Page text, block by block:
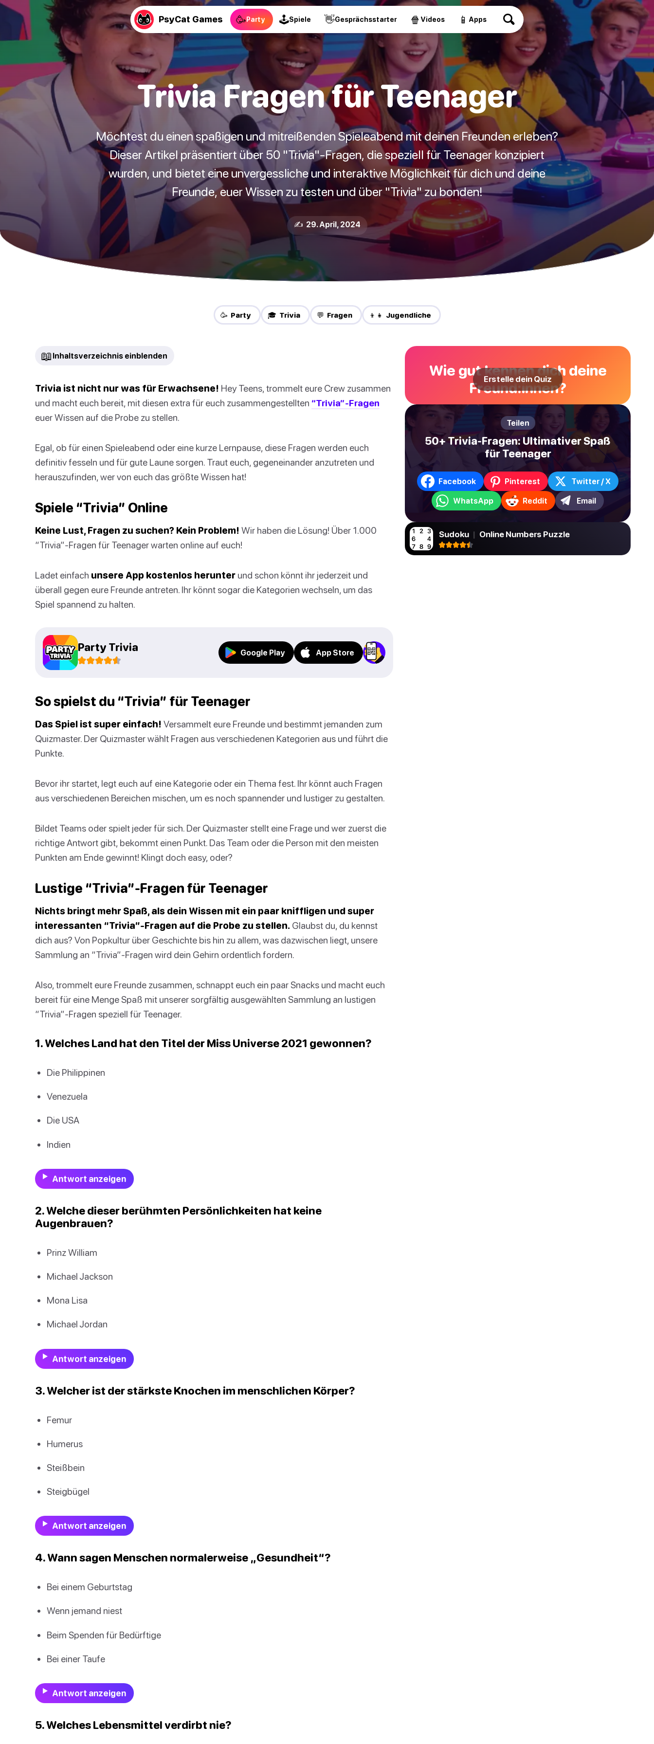
PsyCat Games 🥳Party 🕹Spiele 👋Gesprächsstarter 🍿 Videos 📱 Apps
Trivia Fragen für Teenager
Möchtest du einen spaßigen und mitreißenden Spieleabend mit deinen Freunden erleben?
Dieser Artikel präsentiert über 50 "Trivia"-Fragen, die speziell für Teenager konzipiert
wurden, und bietet eine unvergessliche und interaktive Möglichkeit für dich und deine
Freunde, euer Wissen zu testen und über "Trivia" zu bonden!
✍️ 29. April, 2024
🥳 Party 🎓 Trivia 💬 Fragen 👦👧 Jugendliche
📖 Inhaltsverzeichnis einblenden
Trivia ist nicht nur was für Erwachsene! Hey Teens, trommelt eure Crew zusammen
und macht euch bereit, mit diesen extra für euch zusammengestellten “Trivia”-Fragen
euer Wissen auf die Probe zu stellen.
Egal, ob für einen Spieleabend oder eine kurze Lernpause, diese Fragen werden euch
definitiv fesseln und für gute Laune sorgen. Traut euch, gegeneinander anzutreten und
herauszufinden, wer von euch das größte Wissen hat!
Spiele “Trivia” Online
Keine Lust, Fragen zu suchen? Kein Problem! Wir haben die Lösung! Über 1.000
“Trivia”-Fragen für Teenager warten online auf euch!
Ladet einfach unsere App kostenlos herunter und schon könnt ihr jederzeit und
überall gegen eure Freunde antreten. Ihr könnt sogar die Kategorien wechseln, um das
Spiel spannend zu halten.
Party Trivia Google Play App Store
So spielst du “Trivia” für Teenager
Das Spiel ist super einfach! Versammelt eure Freunde und bestimmt jemanden zum
Quizmaster. Der Quizmaster wählt Fragen aus verschiedenen Kategorien aus und führt die
Punkte.
Bevor ihr startet, legt euch auf eine Kategorie oder ein Thema fest. Ihr könnt auch Fragen
aus verschiedenen Bereichen mischen, um es noch spannender und lustiger zu gestalten.
Bildet Teams oder spielt jeder für sich. Der Quizmaster stellt eine Frage und wer zuerst die
richtige Antwort gibt, bekommt einen Punkt. Das Team oder die Person mit den meisten
Punkten am Ende gewinnt! Klingt doch easy, oder?
Lustige “Trivia”-Fragen für Teenager
Nichts bringt mehr Spaß, als dein Wissen mit ein paar kniffligen und super
interessanten “Trivia”-Fragen auf die Probe zu stellen. Glaubst du, du kennst
dich aus? Von Popkultur über Geschichte bis hin zu allem, was dazwischen liegt, unsere
Sammlung an “Trivia”-Fragen wird dein Gehirn ordentlich fordern.
Also, trommelt eure Freunde zusammen, schnappt euch ein paar Snacks und macht euch
bereit für eine Menge Spaß mit unserer sorgfältig ausgewählten Sammlung an lustigen
“Trivia”-Fragen speziell für Teenager.
1. Welches Land hat den Titel der Miss Universe 2021 gewonnen?
Die Philippinen
Venezuela
Die USA
Indien
Antwort anzeigen
2. Welche dieser berühmten Persönlichkeiten hat keine
Augenbrauen?
Prinz William
Michael Jackson
Mona Lisa
Michael Jordan
Antwort anzeigen
3. Welcher ist der stärkste Knochen im menschlichen Körper?
Femur
Humerus
Steißbein
Steigbügel
Antwort anzeigen
4. Wann sagen Menschen normalerweise „Gesundheit“?
Bei einem Geburtstag
Wenn jemand niest
Beim Spenden für Bedürftige
Bei einer Taufe
Antwort anzeigen
5. Welches Lebensmittel verdirbt nie?
Wie gut kennen dich deine
Freund:innen?
Erstelle dein Quiz
Teilen
50+ Trivia-Fragen: Ultimativer Spaß
für Teenager
Facebook Pinterest Twitter / X
WhatsApp Reddit Email
Sudoku | Online Numbers Puzzle